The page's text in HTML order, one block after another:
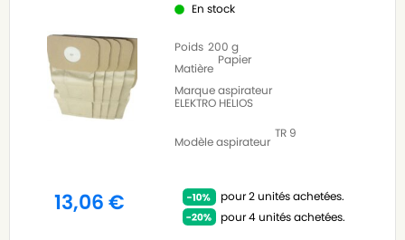
En stock
Poids 200 g
Matière
Papier
Marque aspirateur
ELEKTRO HELIOS
Modèle aspirateur
TR 9
13,06€
pour 2 unités achetées.
pour 4 unités achetées.